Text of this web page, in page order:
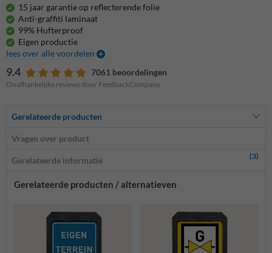
15 jaar garantie op reflecterende folie
Anti-graffiti laminaat
99% Hufterproof
Eigen productie
lees over alle voordelen
9.4 7061 beoordelingen
Onafhankelijke reviews door FeedbackCompany
Gerelateerde producten
Vragen over product
Gerelateerde informatie (3)
Gerelateerde producten / alternatieven